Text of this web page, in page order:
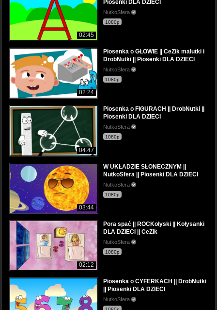
02:45
Piosenki DLA DZIECI
NutkoSfera
1080p
02:24
Piosenka o GŁOWIE || CeZik malutki i
DrobNutki || Piosenki DLA DZIECI
NutkoSfera
1080p
04:47
Piosenka o FIGURACH || DrobNutki ||
Piosenki DLA DZIECI
NutkoSfera
1080p
03:44
W UKŁADZIE SŁONECZNYM ||
NutkoSfera || Piosenki DLA DZIECI
NutkoSfera
1080p
02:12
Pora spać || ROCKołyski || Kołysanki
DLA DZIECI || CeZik
NutkoSfera
1080p
Piosenka o CYFERKACH || DrobNutki
|| Piosenki DLA DZIECI
NutkoSfera